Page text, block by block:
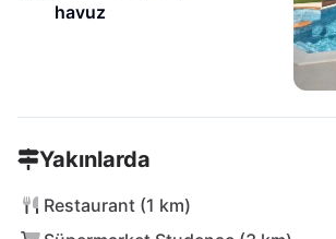
havuz
Yakınlarda
Restaurant (1 km)